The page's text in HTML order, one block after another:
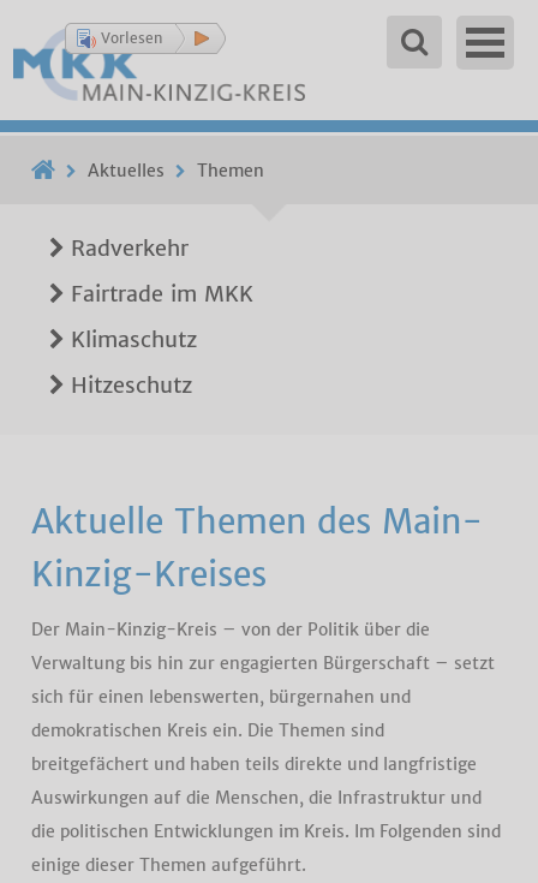
Vorlesen
Aktuelles Themen
Radverkehr
Fairtrade im MKK
Klimaschutz
Hitzeschutz
Aktuelle Themen des Main-
Kinzig-Kreises
Der Main-Kinzig-Kreis – von der Politik über die
Verwaltung bis hin zur engagierten Bürgerschaft – setzt
sich für einen lebenswerten, bürgernahen und
demokratischen Kreis ein. Die Themen sind
breitgefächert und haben teils direkte und langfristige
Auswirkungen auf die Menschen, die Infrastruktur und
die politischen Entwicklungen im Kreis. Im Folgenden sind
einige dieser Themen aufgeführt.